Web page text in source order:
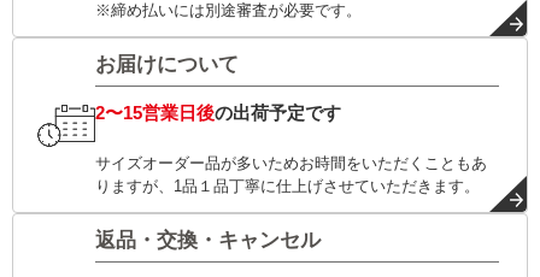
※締め払いには別途審査が必要です。
お届けについて
2〜15営業日後の出荷予定です
サイズオーダー品が多いためお時間をいただくこともあ
りますが、1品１品丁寧に仕上げさせていただきます。
返品・交換・キャンセル